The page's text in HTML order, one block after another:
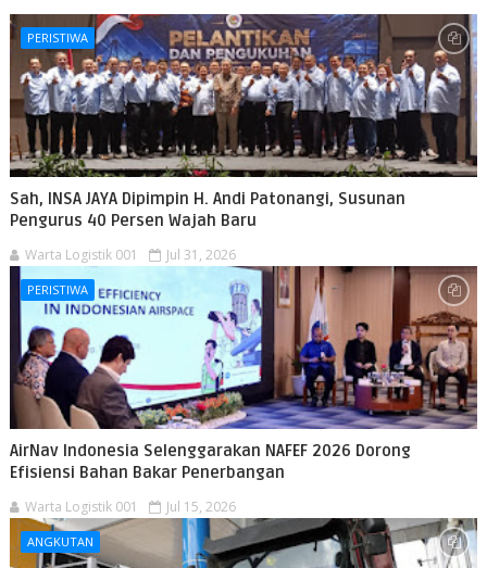
PERISTIWA
Sah, INSA JAYA Dipimpin H. Andi Patonangi, Susunan
Pengurus 40 Persen Wajah Baru
Warta Logistik 001 Jul 31, 2026
PERISTIWA
AirNav Indonesia Selenggarakan NAFEF 2026 Dorong
Efisiensi Bahan Bakar Penerbangan
Warta Logistik 001 Jul 15, 2026
ANGKUTAN